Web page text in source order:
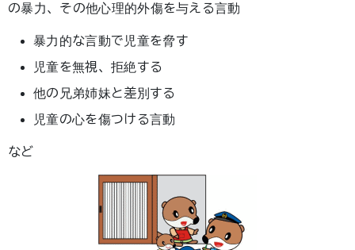
の暴力、その他心理的外傷を与える言動
暴力的な言動で児童を脅す
児童を無視、拒絶する
他の兄弟姉妹と差別する
児童の心を傷つける言動
など